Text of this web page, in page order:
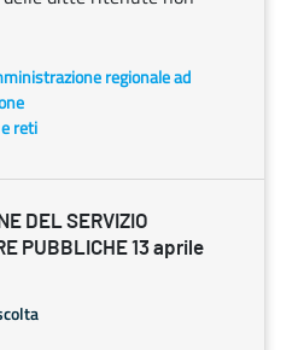
regionale ad
reti
DEL SERVIZIO
PUBBLICHE 13 aprile